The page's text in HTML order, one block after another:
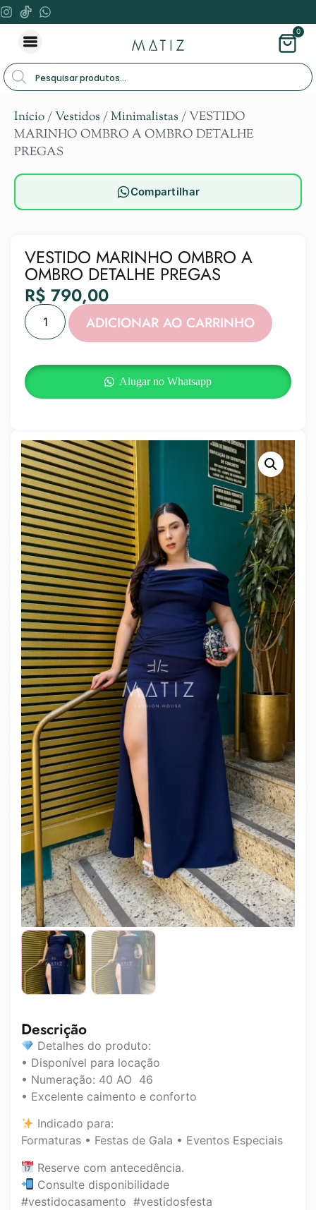
0
Início/Vestidos /Minimalistas / VESTIDO
MARINHO OMBRO A OMBRO DETALHE
PREGAS
Compartilhar
Descrição
Detalhes do produto:
• Disponível para locação
• Numeração: 40 AO 46
• Excelente caimento e conforto
Indicado para:
Formaturas • Festas de Gala • Eventos Especiais
Reserve com antecedência.
Consulte disponibilidade
#vestidocasamento #vestidosfesta
VESTIDO MARINHO OMBRO A
OMBRO DETALHE PREGAS
R$ 790,00
ADICIONAR AO CARRINHO
Alugar no Whatsapp